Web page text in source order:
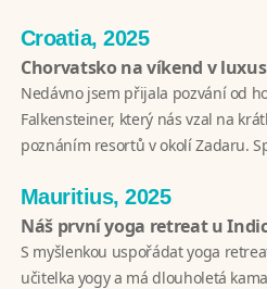
Croatia, 2025
Chorvatsko na víkend v
Nedávno jsem přijala pozvání od
Falkensteiner, který nás vzal na
poznáním resortů v okolí Zadaru.
Mauritius, 2025
Náš první yoga retreat u
S myšlenkou uspořádat yoga
učitelka yogy a má dlouholetá